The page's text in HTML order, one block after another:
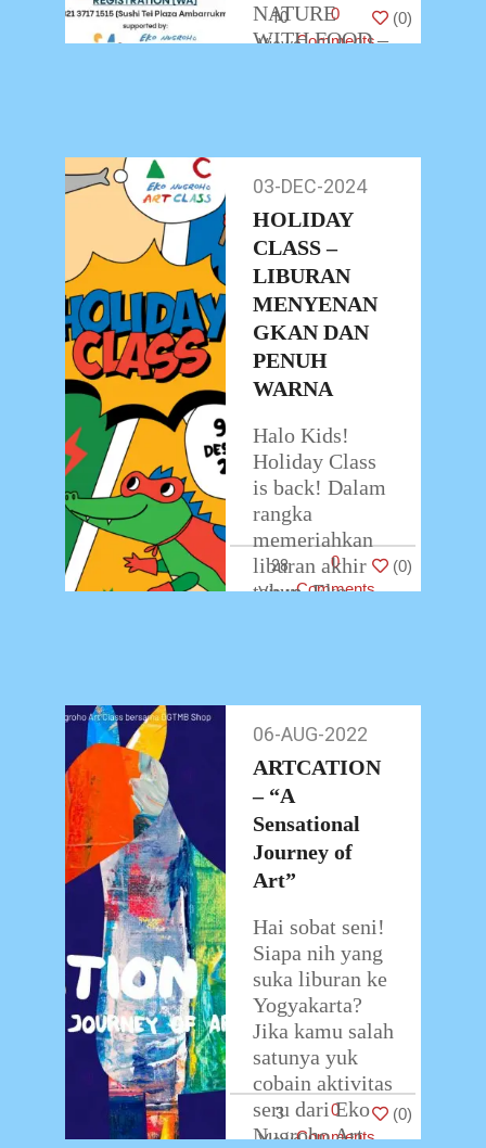
NATURE
WITH FOOD –
Dad, jumpa lagi
nih bersama
Eko Nugroho
…
10
0
Comments
(0)
Dec-
2024
03-DEC-2024
HOLIDAY
CLASS –
LIBURAN
MENYENAN
GKAN DAN
PENUH
WARNA
Halo Kids!
Holiday Class
is back! Dalam
rangka
memeriahkan
liburan akhir
tahun, Eko
kelas seni rupa
yang dijamin
seru dan
menyenangkan.
…
28
0
Comments
(0)
Aug-
06-AUG-2022
ARTCATION
– “A
Sensational
Journey of
Art”
Hai sobat seni!
Siapa nih yang
suka liburan ke
Yogyakarta?
Jika kamu salah
satunya yuk
cobain aktivitas
seru dari Eko
Nugroho Art
3
0
Comments
(0)